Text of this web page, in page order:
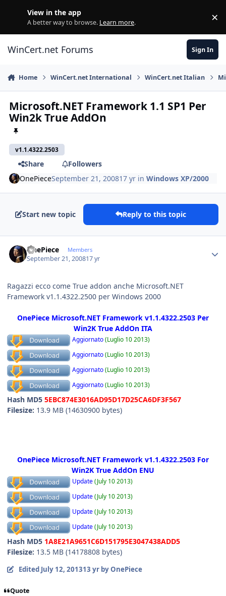
View in the app
A better way to browse. Learn more. ×
WinCert.net Forums Sign In
Home WinCert.net International WinCert.net Italian
Microsoft.NET Framework 1.1 SP1 Per
Win2k True AddOn
v1.1.4322.2503
Share
Followers
OnePieceSeptember 21, 200817 yr inWindows XP/2000
Start new topic Reply to this topic
OnePiece Members
September 21, 200817 yr
Ragazzi ecco come True addon anche Microsoft.NET
Framework v1.1.4322.2500 per Windows 2000
OnePiece Microsoft.NET Framework v1.1.4322.2503 Per
Win2K True AddOn ITA
Aggiornato(Luglio 10 2013)
Aggiornato(Luglio 10 2013)
Aggiornato(Luglio 10 2013)
Aggiornato(Luglio 10 2013)
Hash MD5 5EBC874E3016AD95D17D25CA6DF3F567
Filesize: 13.9 MB (14630900 bytes)
OnePiece Microsoft.NET Framework v1.1.4322.2503 For
Win2K True AddOn ENU
Update(July 10 2013)
Update(July 10 2013)
Update(July 10 2013)
Update(July 10 2013)
Hash MD5 1A8E21A9651C6D151795E3047438ADD5
Filesize: 13.5 MB (14178808 bytes)
Edited July 12, 201313 yrby OnePiece
Quote